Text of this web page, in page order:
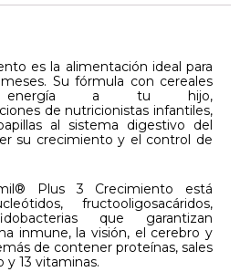
es la alimentación ideal para
Su fórmula con cereales
energía a tu hijo,
de nutricionistas infantiles,
al sistema digestivo del
su crecimiento y el control de
Plus 3 Crecimiento está
fructooligosacáridos,
que garantizan
inmune, la visión, el cerebro y
de contener proteínas, sales
y 13 vitaminas.